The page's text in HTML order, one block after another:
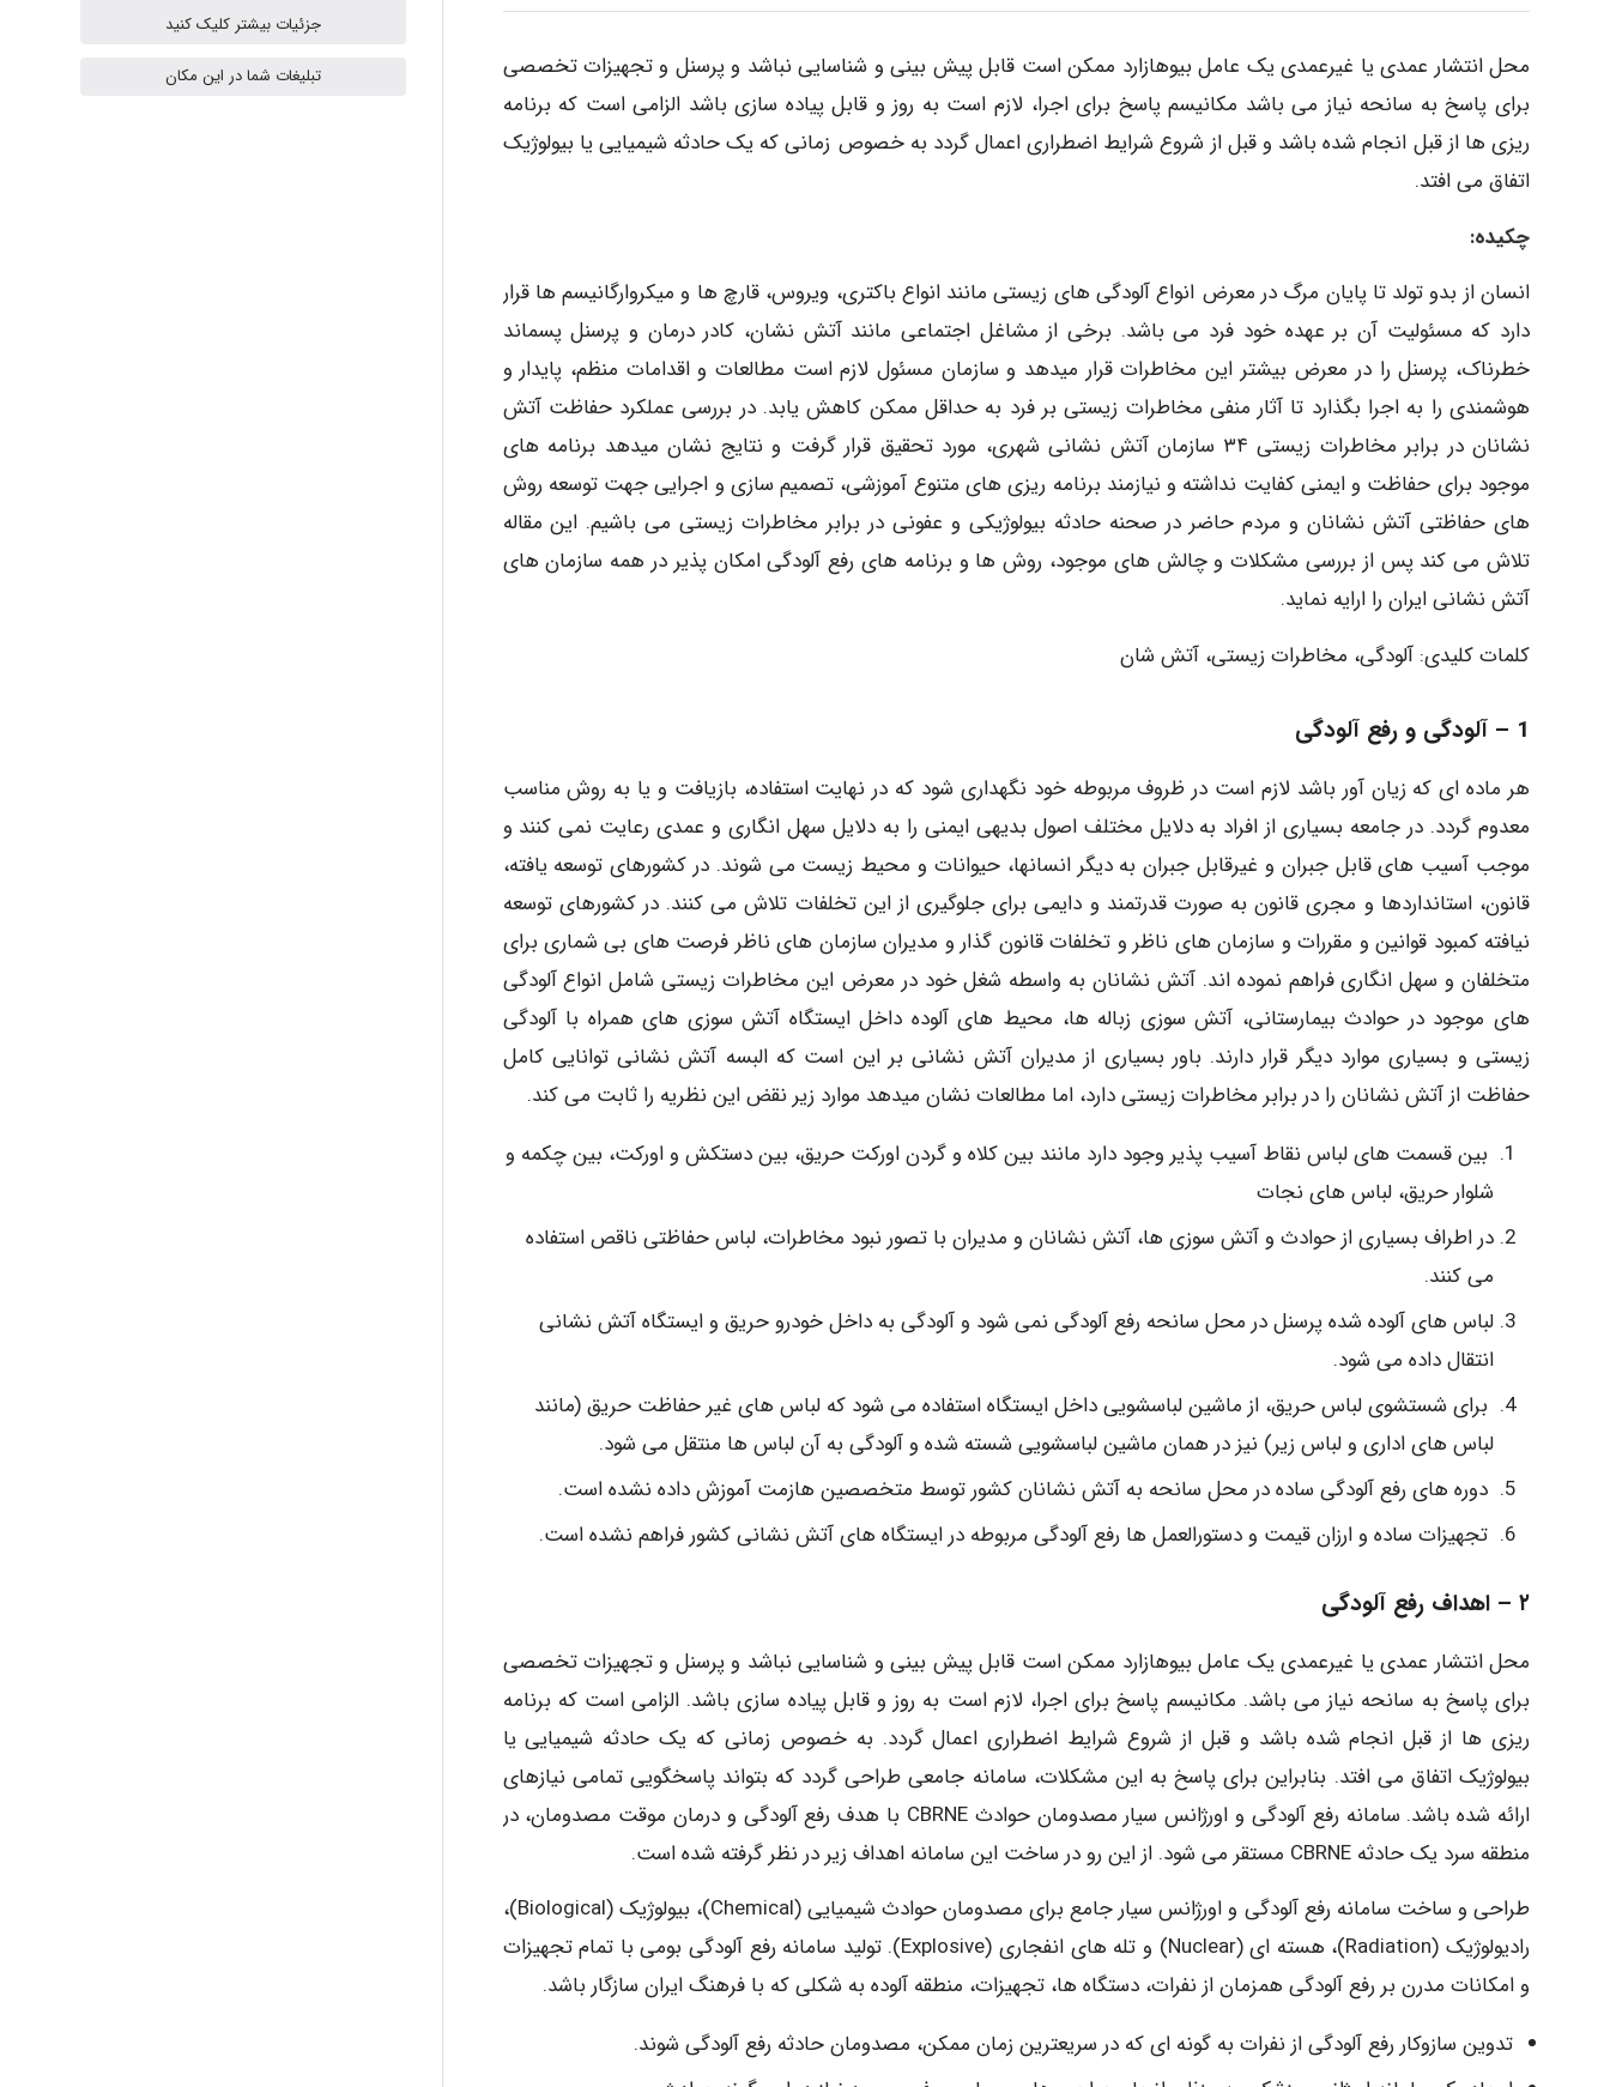
محل انتشار عمدی یا غیرعمدی یک عامل بیوهازارد ممکن است قابل پیش بینی و شناسایی نباشد و پرسنل و تجهیزات تخصصی
برای پاسخ به سانحه نیاز می باشد مکانیسم پاسخ برای اجرا، لازم است به روز و قابل پیاده سازی باشد الزامی است که برنامه
ریزی ها از قبل انجام شده باشد و قبل از شروع شرایط اضطراری اعمال گردد به خصوص زمانی که یک حادثه شیمیایی یا بیولوژیک
اتفاق می افتد.
چکیده:
انسان از بدو تولد تا پایان مرگ در معرض انواع آلودگی های زیستی مانند انواع باکتری، ویروس، قارچ ها و میکروارگانیسم ها قرار
دارد که مسئولیت آن بر عهده خود فرد می باشد. برخی از مشاغل اجتماعی مانند آتش نشان، کادر درمان و پرسنل پسماند
خطرناک، پرسنل را در معرض بیشتر این مخاطرات قرار میدهد و سازمان مسئول لازم است مطالعات و اقدامات منظم، پایدار و
هوشمندی را به اجرا بگذارد تا آثار منفی مخاطرات زیستی بر فرد به حداقل ممکن کاهش یابد. در بررسی عملکرد حفاظت آتش
نشانان در برابر مخاطرات زیستی ۳۴ سازمان آتش نشانی شهری، مورد تحقیق قرار گرفت و نتایج نشان میدهد برنامه های
موجود برای حفاظت و ایمنی کفایت نداشته و نیازمند برنامه ریزی های متنوع آموزشی، تصمیم سازی و اجرایی جهت توسعه روش
های حفاظتی آتش نشانان و مردم حاضر در صحنه حادثه بیولوژیکی و عفونی در برابر مخاطرات زیستی می باشیم. این مقاله
تلاش می کند پس از بررسی مشکلات و چالش های موجود، روش ها و برنامه های رفع آلودگی امکان پذیر در همه سازمان های
آتش نشانی ایران را ارایه نماید.
کلمات کلیدی: آلودگی، مخاطرات زیستی، آتش شان
1 – آلودگی و رفع آلودگی
هر ماده ای که زیان آور باشد لازم است در ظروف مربوطه خود نگهداری شود که در نهایت استفاده، بازیافت و یا به روش مناسب
معدوم گردد. در جامعه بسیاری از افراد به دلایل مختلف اصول بدیهی ایمنی را به دلایل سهل انگاری و عمدی رعایت نمی کنند و
موجب آسیب های قابل جبران و غیرقابل جبران به دیگر انسانها، حیوانات و محیط زیست می شوند. در کشورهای توسعه یافته،
قانون، استانداردها و مجری قانون به صورت قدرتمند و دایمی برای جلوگیری از این تخلفات تلاش می کنند. در کشورهای توسعه
نیافته کمبود قوانین و مقررات و سازمان های ناظر و تخلفات قانون گذار و مدیران سازمان های ناظر فرصت های بی شماری برای
متخلفان و سهل انگاری فراهم نموده اند. آتش نشانان به واسطه شغل خود در معرض این مخاطرات زیستی شامل انواع آلودگی
های موجود در حوادث بیمارستانی، آتش سوزی زباله ها، محیط های آلوده داخل ایستگاه آتش سوزی های همراه با آلودگی
زیستی و بسیاری موارد دیگر قرار دارند. باور بسیاری از مدیران آتش نشانی بر این است که البسه آتش نشانی توانایی کامل
حفاظت از آتش نشانان را در برابر مخاطرات زیستی دارد، اما مطالعات نشان میدهد موارد زیر نقض این نظریه را ثابت می کند.
بین قسمت های لباس نقاط آسیب پذیر وجود دارد مانند بین کلاه و گردن اورکت حریق، بین دستکش و اورکت، بین چکمه و
شلوار حریق، لباس های نجات
در اطراف بسیاری از حوادث و آتش سوزی ها، آتش نشانان و مدیران با تصور نبود مخاطرات، لباس حفاظتی ناقص استفاده
می کنند.
لباس های آلوده شده پرسنل در محل سانحه رفع آلودگی نمی شود و آلودگی به داخل خودرو حریق و ایستگاه آتش نشانی
انتقال داده می شود.
برای شستشوی لباس حریق، از ماشین لباسشویی داخل ایستگاه استفاده می شود که لباس های غیر حفاظت حریق (مانند
لباس های اداری و لباس زیر) نیز در همان ماشین لباسشویی شسته شده و آلودگی به آن لباس ها منتقل می شود.
دوره های رفع آلودگی ساده در محل سانحه به آتش نشانان کشور توسط متخصصین هازمت آموزش داده نشده است.
تجهیزات ساده و ارزان قیمت و دستورالعمل ها رفع آلودگی مربوطه در ایستگاه های آتش نشانی کشور فراهم نشده است.
۲ – اهداف رفع آلودگی
محل انتشار عمدی یا غیرعمدی یک عامل بیوهازارد ممکن است قابل پیش بینی و شناسایی نباشد و پرسنل و تجهیزات تخصصی
برای پاسخ به سانحه نیاز می باشد. مکانیسم پاسخ برای اجرا، لازم است به روز و قابل پیاده سازی باشد. الزامی است که برنامه
ریزی ها از قبل انجام شده باشد و قبل از شروع شرایط اضطراری اعمال گردد. به خصوص زمانی که یک حادثه شیمیایی یا
بیولوژیک اتفاق می افتد. بنابراین برای پاسخ به این مشکلات، سامانه جامعی طراحی گردد که بتواند پاسخگویی تمامی نیازهای
ارائه شده باشد. سامانه رفع آلودگی و اورژانس سیار مصدومان حوادث CBRNE با هدف رفع آلودگی و درمان موقت مصدومان، در
منطقه سرد یک حادثه CBRNE مستقر می شود. از این رو در ساخت این سامانه اهداف زیر در نظر گرفته شده است.
طراحی و ساخت سامانه رفع آلودگی و اورژانس سیار جامع برای مصدومان حوادث شیمیایی (Chemical)، بیولوژیک (Biological)،
رادیولوژیک (Radiation)، هسته ای (Nuclear) و تله های انفجاری (Explosive). تولید سامانه رفع آلودگی بومی با تمام تجهیزات
و امکانات مدرن بر رفع آلودگی همزمان از نفرات، دستگاه ها، تجهیزات، منطقه آلوده به شکلی که با فرهنگ ایران سازگار باشد.
تدوین سازوکار رفع آلودگی از نفرات به گونه ای که در سریعترین زمان ممکن، مصدومان حادثه رفع آلودگی شوند.
abolfazlkoshehe
جزئیات بیشتر کلیک کنید
تبلیغات شما در این مکان